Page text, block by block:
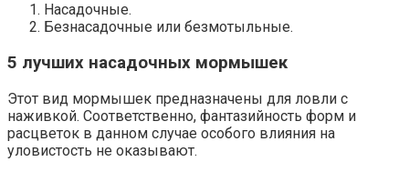
Насадочные.
Безнасадочные или безмотыльные.
5 лучших насадочных мормышек
Этот вид мормышек предназначены для ловли с
наживкой. Соответственно, фантазийность форм и
расцветок в данном случае особого влияния на
уловистость не оказывают.